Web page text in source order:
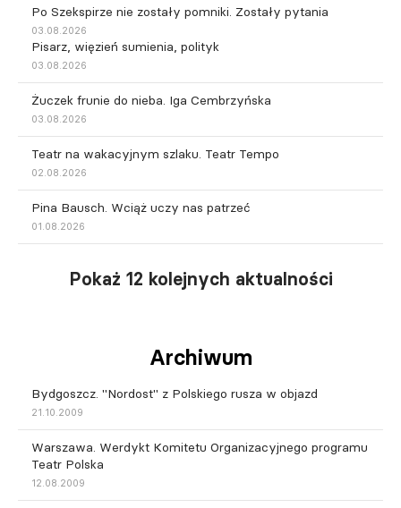
Po Szekspirze nie zostały pomniki. Zostały pytania
03.08.2026
Pisarz, więzień sumienia, polityk
03.08.2026
Żuczek frunie do nieba. Iga Cembrzyńska
03.08.2026
Teatr na wakacyjnym szlaku. Teatr Tempo
02.08.2026
Pina Bausch. Wciąż uczy nas patrzeć
01.08.2026
Pokaż 12 kolejnych aktualności
Archiwum
Bydgoszcz. "Nordost" z Polskiego rusza w objazd
21.10.2009
Warszawa. Werdykt Komitetu Organizacyjnego programu
Teatr Polska
12.08.2009